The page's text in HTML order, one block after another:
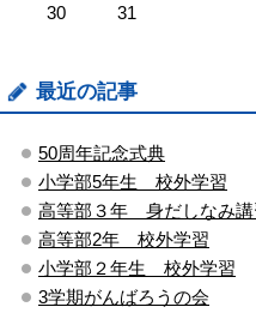
30
31
最近の記事
50周年記念式典
小学部5年生 校外学習
高等部３年 身だしなみ講
高等部2年 校外学習
小学部２年生 校外学習
3学期がんばろうの会